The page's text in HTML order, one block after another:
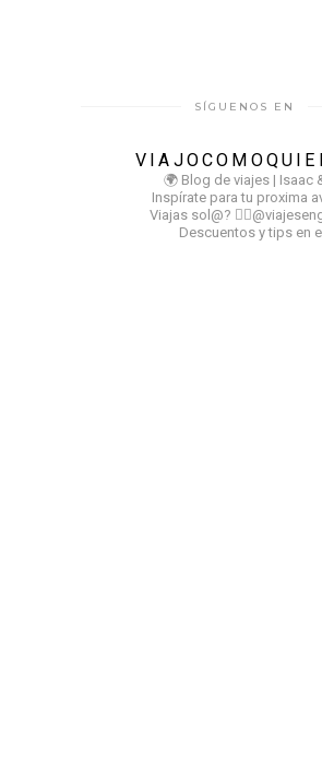
SÍGUENOS EN
🌍 Blog de viajes | Isaac
Inspírate para tu proxima
Viajas sol@?
Descuentos y tips en